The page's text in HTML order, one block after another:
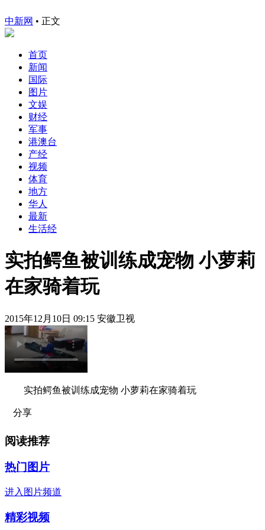
中新网 • 正文
首页
新闻
国际
图片
文娱
财经
军事
港澳台
产经
视频
体育
地方
华人
最新
生活经
实拍鳄鱼被训练成宠物 小萝莉
在家骑着玩
2015年12月10日 09:15 安徽卫视
实拍鳄鱼被训练成宠物 小萝莉在家骑着玩
分享
阅读推荐
热门图片
进入图片频道
精彩视频